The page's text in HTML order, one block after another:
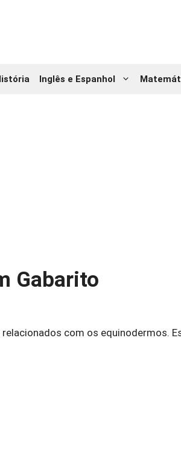
Inglês e Espanhol
Gabarito
com os equinodermos.